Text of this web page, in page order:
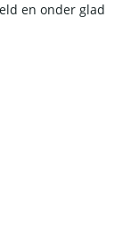
en onder glad